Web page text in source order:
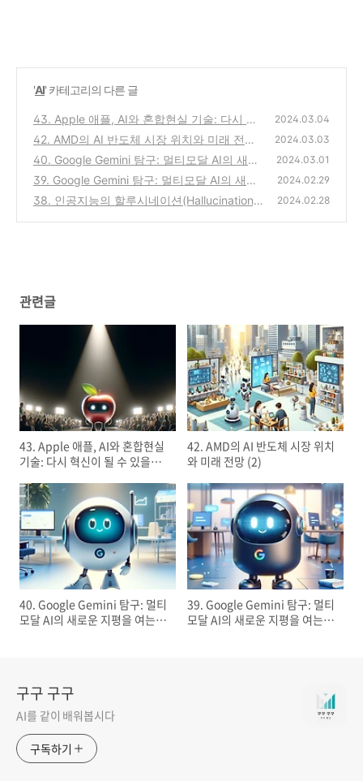
'AI' 카테고리의 다른 글
43. Apple 애플, AI와 혼합현실 기술: 다시 혁
신이 될 수 있을까 (1)
(0)
2024.03.04
42. AMD의 AI 반도체 시장 위치와 미래 전망
(2)
(0)
2024.03.03
40. Google Gemini 탐구: 멀티모달 AI의 새로
운 지평을 여는 길 (2)
(0)
2024.03.01
39. Google Gemini 탐구: 멀티모달 AI의 새로
운 지평을 여는 길 (1)
(0)
2024.02.29
38. 인공지능의 할루시네이션(Hallucination):
2024.02.28
관련글
43. Apple 애플, AI와 혼합현실
기술: 다시 혁신이 될 수 있을까
42. AMD의 AI 반도체 시장 위치
와 미래 전망 (2)
40. Google Gemini 탐구: 멀티
모달 AI의 새로운 지평을 여는
39. Google Gemini 탐구: 멀티
모달 AI의 새로운 지평을 여는
구구 구구
AI를 같이 배워봅시다
구독하기